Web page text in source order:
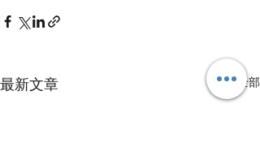
最新文章 查看全部